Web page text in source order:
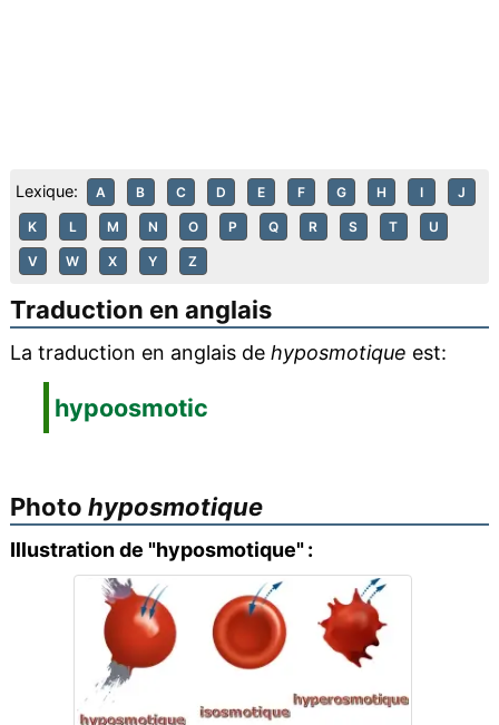
Lexique: A B C D E F G H I J
K L M N O P Q R S T U
V W X Y Z
Traduction en anglais
La traduction en anglais de hyposmotique est:
hypoosmotic
Photo hyposmotique
Illustration de "hyposmotique" :